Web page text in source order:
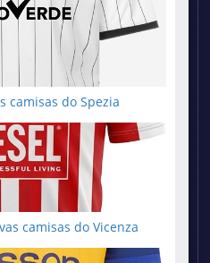
camisas do Spezia
camisas do Vicenza